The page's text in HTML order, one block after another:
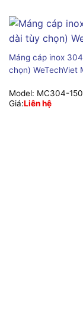
Máng cáp inox
chọn) WeTechViet
Model: MC304-
Giá:Liên hệ